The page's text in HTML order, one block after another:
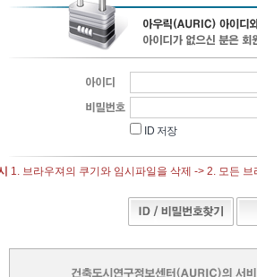
ID 저장
1. 브라우져의 쿠기와 임시파일을 삭제 -> 2. 모든